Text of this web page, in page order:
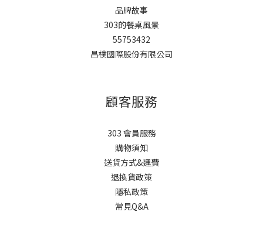
品牌故事
303的餐桌風景
55753432
昌樸國際股份有限公司
顧客服務
303 會員服務
購物須知
送貨方式&運費
退換貨政策
隱私政策
常見Q&A